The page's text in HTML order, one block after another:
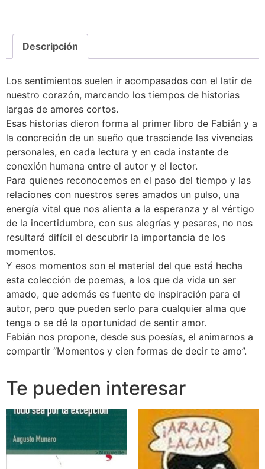
Descripción
Los sentimientos suelen ir acompasados con el latir de
nuestro corazón, marcando los tiempos de historias
largas de amores cortos.
Esas historias dieron forma al primer libro de Fabián y a
la concreción de un sueño que trasciende las vivencias
personales, en cada lectura y en cada instante de
conexión humana entre el autor y el lector.
Para quienes reconocemos en el paso del tiempo y las
relaciones con nuestros seres amados un pulso, una
energía vital que nos alienta a la esperanza y al vértigo
de la incertidumbre, con sus alegrías y pesares, no nos
resultará difícil el descubrir la importancia de los
momentos.
Y esos momentos son el material del que está hecha
esta colección de poemas, a los que da vida un ser
amado, que además es fuente de inspiración para el
autor, pero que pueden serlo para cualquier alma que
tenga o se dé la oportunidad de sentir amor.
Fabián nos propone, desde sus poesías, el animarnos a
compartir “Momentos y cien formas de decir te amo”.
Te pueden interesar